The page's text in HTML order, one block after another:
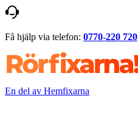
Få hjälp via telefon: 0770-220 720
En del av Hemfixarna